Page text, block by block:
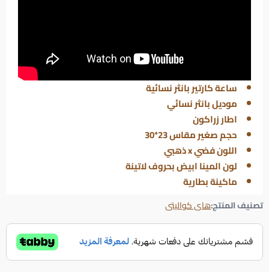
ساعة كارتير بانثر نسائية
موديل بانثر نسائي
اطار زراكون
حجم صغير مقاس 23*30
اللون فضي x ذهبي
لون المينا ابيض بحروف لاتينة
ماكينة بطارية
تصنيف المنتج:هاى كواليتى